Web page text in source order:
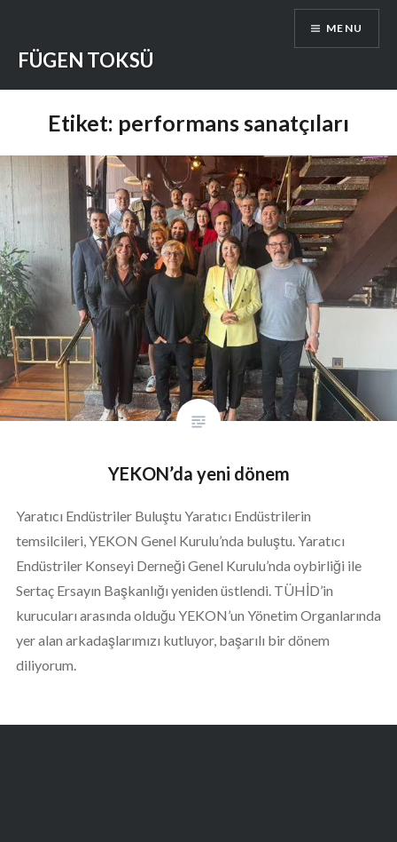
content
FÜGEN TOKSÜ
MENU
Etiket: performans sanatçıları
YEKON’da yeni dönem
Yaratıcı Endüstriler Buluştu Yaratıcı Endüstrilerin
temsilcileri, YEKON Genel Kurulu’nda buluştu. Yaratıcı
Endüstriler Konseyi Derneği Genel Kurulu’nda oybirliği ile
Sertaç Ersayın Başkanlığı yeniden üstlendi. TÜHİD’in
kurucuları arasında olduğu YEKON’un Yönetim Organlarında
yer alan arkadaşlarımızı kutluyor, başarılı bir dönem
diliyorum.